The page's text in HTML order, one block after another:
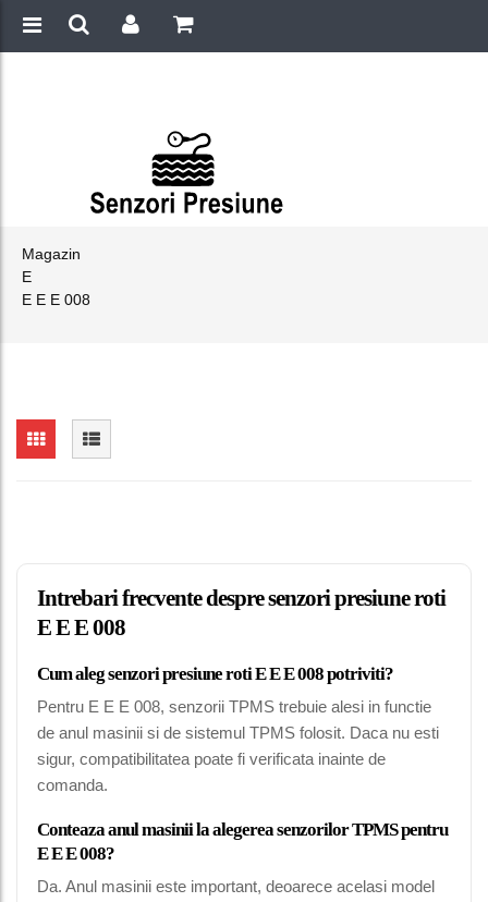
Magazin
E
E E E 008
Intrebari frecvente despre senzori presiune roti
E E E 008
Cum aleg senzori presiune roti E E E 008 potriviti?
Pentru E E E 008, senzorii TPMS trebuie alesi in functie
de anul masinii si de sistemul TPMS folosit. Daca nu esti
sigur, compatibilitatea poate fi verificata inainte de
comanda.
Conteaza anul masinii la alegerea senzorilor TPMS pentru
E E E 008?
Da. Anul masinii este important, deoarece acelasi model